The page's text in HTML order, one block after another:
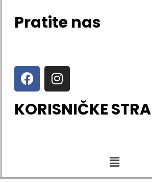
Pratite nas
KORISNIČKE